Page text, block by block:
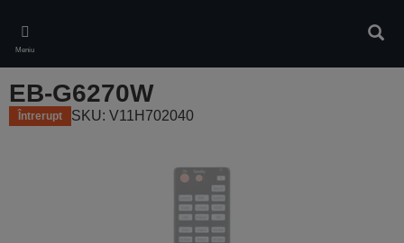
main
content
Meniu
EB-G6270W
Întrerupt SKU: V11H702040